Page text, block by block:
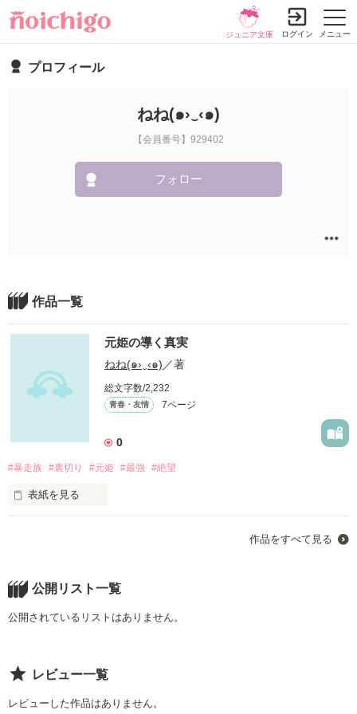
メニュー
ジュニア文庫 ログイン
プロフィール
ねね(๑›‿‹๑)
【会員番号】929402
フォロー
作品一覧
元姫の導く真実
ねね(๑›‿‹๑) ／著
総文字数/2,232
青春・友情 7ページ
0
#暴走族 #裏切り #元姫 #最強 #絶望
表紙を見る
よかったら読んでください！！！
作品をすべて見る
公開リスト一覧
公開されているリストはありません。
レビュー一覧
レビューした作品はありません。